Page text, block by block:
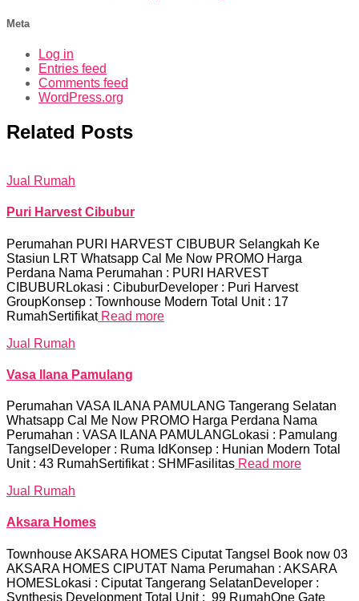
Meta
Log in
Entries feed
Comments feed
WordPress.org
Related Posts
Jual Rumah
Puri Harvest Cibubur
Perumahan PURI HARVEST CIBUBUR Selangkah Ke
Stasiun LRT Whatsapp Cal Me Now PROMO Harga
Perdana Nama Perumahan : PURI HARVEST
CIBUBURLokasi : CibuburDeveloper : Puri Harvest
GroupKonsep : Townhouse Modern Total Unit : 17
RumahSertifikatRead more
Jual Rumah
Vasa Ilana Pamulang
Perumahan VASA ILANA PAMULANG Tangerang Selatan
Whatsapp Cal Me Now PROMO Harga Perdana Nama
Perumahan : VASA ILANA PAMULANGLokasi : Pamulang
TangselDeveloper : Ruma IdKonsep : Hunian Modern Total
Unit : 43 RumahSertifikat : SHMFasilitas Read more
Jual Rumah
Aksara Homes
Townhouse AKSARA HOMES Ciputat Tangsel Book now 03
AKSARA HOMES CIPUTAT Nama Perumahan : AKSARA
HOMESLokasi : Ciputat Tangerang SelatanDeveloper :
Synthesis Development Total Unit : 99 RumahOne Gate